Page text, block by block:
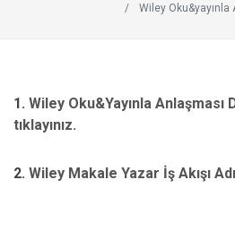
Wiley Oku&yayınla
1. Wiley Oku&Yayınla
tıklayınız.
2. Wiley Makale Yazar İş Akışı